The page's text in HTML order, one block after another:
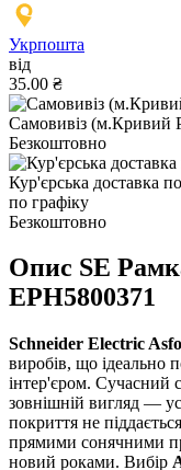
Укрпошта
від
35.00 ₴
Самовивіз (м.Кривий
Безкоштовно
Кур'єрська доставка
по графіку
Безкоштовно
Опис SE
EPH5800371
Schneider Electric
виробів, що ідеально
інтер'єром. Сучасний
зовнішній вигляд —
покриття не
прямими сонячними
новий роками. Вибір